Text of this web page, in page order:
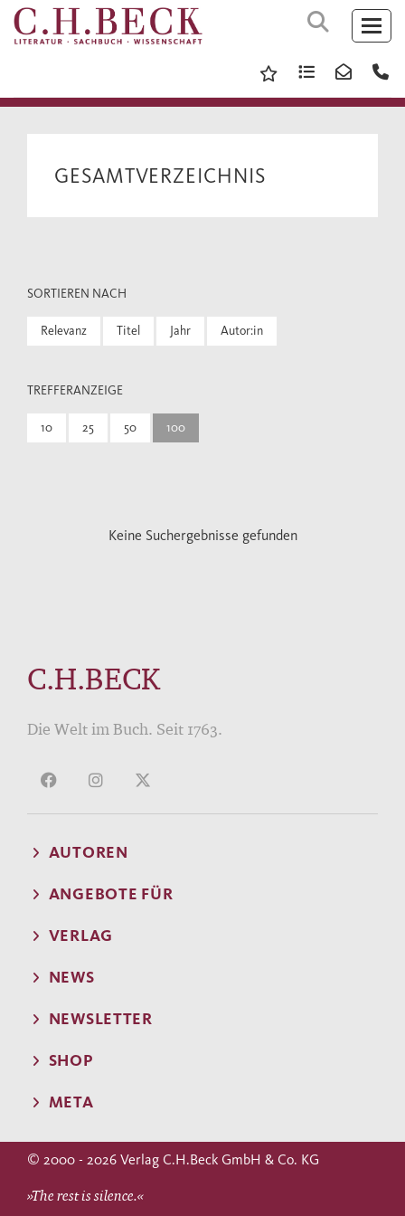
GESAMTVERZEICHNIS
SORTIEREN NACH
Relevanz Titel Jahr Autor:in
TREFFERANZEIGE
10 25 50 100
Keine Suchergebnisse gefunden
C.H.BECK
Die Welt im Buch. Seit 1763.
AUTOREN
ANGEBOTE FÜR
VERLAG
NEWS
NEWSLETTER
SHOP
META
© 2000 - 2026 Verlag C.H.Beck GmbH & Co. KG
»The rest is silence.«